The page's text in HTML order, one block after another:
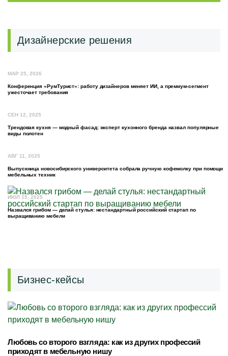
Дизайнерские решения
МАР 25, 2026
Конференция «РумТурист»: работу дизайнеров меняет ИИ, а премиум-сегмент
ужесточает требования
СЕН 12, 2025
Трендовая кухня — модный фасад: эксперт кухонного бренда назвал популярные
виды полотен
АВГ 11, 2025
Выпускница новосибирского университета собрала ручную кофемолку при помощи
мебельных техник
ИЮЛ 15, 2025
Назвался грибом — делай стулья: нестандартный российский стартап по
выращиванию мебели
Бизнес-кейсы
Любовь со второго взгляда: как из других профессий
приходят в мебельную нишу